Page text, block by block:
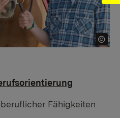
Fähigkeiten